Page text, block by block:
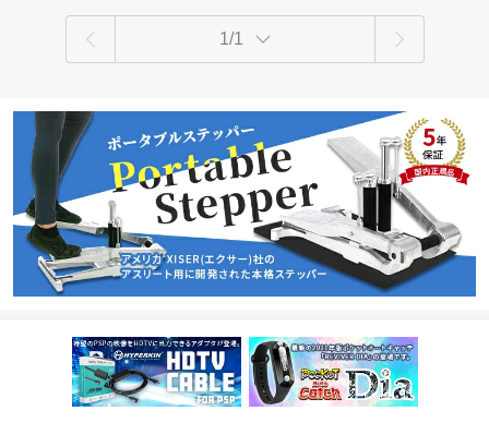
1/1